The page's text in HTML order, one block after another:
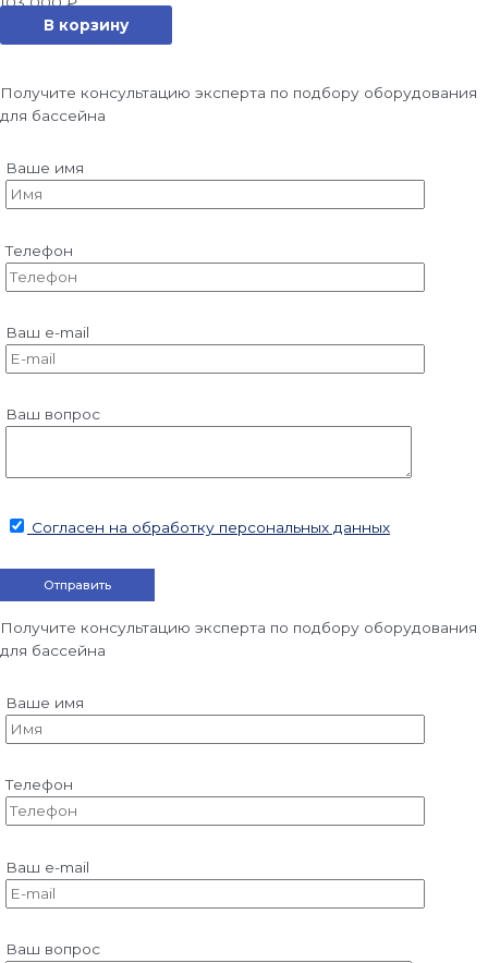
В корзину
Получите консультацию эксперта по подбору оборудования
для бассейна
Ваше имя
Телефон
Ваш e-mail
Ваш вопрос
Согласен на обработку персональных данных
Получите консультацию эксперта по подбору оборудования
для бассейна
Ваше имя
Телефон
Ваш e-mail
Ваш вопрос